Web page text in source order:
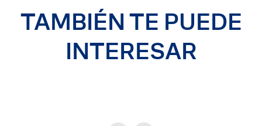
TAMBIÉN TE PUEDE
INTERESAR